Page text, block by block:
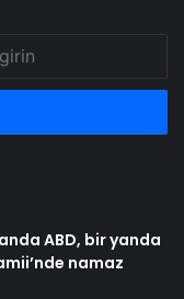
ABD, bir yanda
namaz